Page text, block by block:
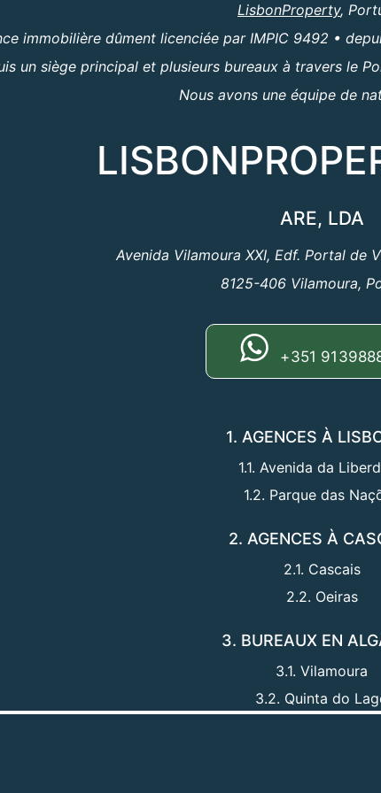
LisbonProperty,
immobilière dûment licenciée par IMPIC 9492 •
un siège principal et plusieurs bureaux à travers le
Nous avons une équipe de
ARE, LDA
Avenida Vilamoura XXI, Edf. Portal de
8125-406 Vilamoura,
+351
1. AGENCES À
1.1. Avenida da
1.2. Parque das
2. AGENCES À
2.1. Cascais
2.2. Oeiras
3. BUREAUX EN
3.1. Vilamoura
3.2. Quinta do